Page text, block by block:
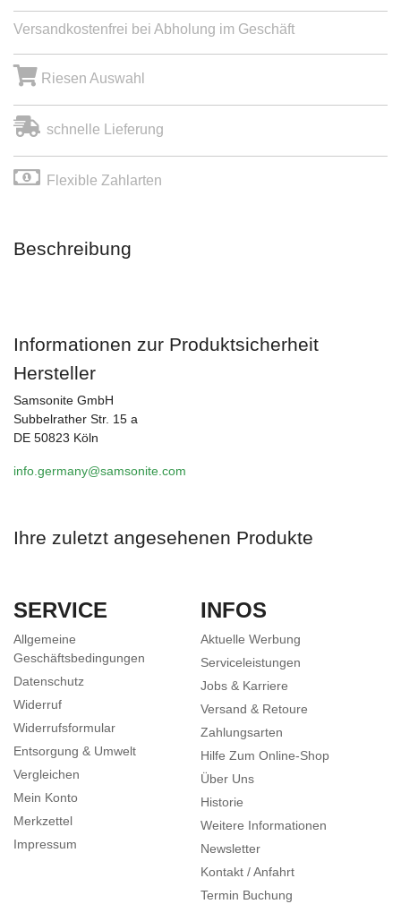
Versandkostenfrei bei Abholung im Geschäft
Riesen Auswahl
schnelle Lieferung
Flexible Zahlarten
Beschreibung
Informationen zur Produktsicherheit
Hersteller
Samsonite GmbH
Subbelrather Str. 15 a
DE 50823 Köln
info.germany@samsonite.com
Ihre zuletzt angesehenen Produkte
SERVICE
Allgemeine
Geschäftsbedingungen
Datenschutz
Widerruf
Widerrufsformular
Entsorgung & Umwelt
Vergleichen
Mein Konto
Merkzettel
Impressum
INFOS
Aktuelle Werbung
Serviceleistungen
Jobs & Karriere
Versand & Retoure
Zahlungsarten
Hilfe Zum Online-Shop
Über Uns
Historie
Weitere Informationen
Newsletter
Kontakt / Anfahrt
Termin Buchung